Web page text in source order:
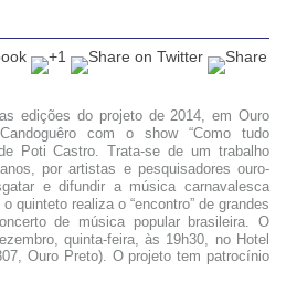
edições do projeto de 2014, em Ouro
com o show “Como tudo
Poti Castro. Trata-se de um trabalho
por artistas e pesquisadores ouro-
e difundir a música carnavalesca
quinteto realiza o “encontro” de grandes
de música popular brasileira. O
quinta-feira, às 19h30, no Hotel
Ouro Preto). O projeto tem patrocínio